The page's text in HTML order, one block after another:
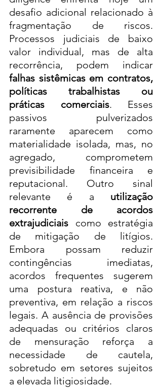
desafio adicional relacionado à
fragmentação de riscos.
Processos judiciais de baixo
valor individual, mas de alta
falhas sistêmicas em contratos,
políticas trabalhistas ou
práticas comerciais. Esses
passivos pulverizados
raramente aparecem como
materialidade isolada, mas, no
agregado, comprometem
previsibilidade financeira e
reputacional. Outro sinal
relevante é a utilização
recorrente de acordos
extrajudiciais como estratégia
de mitigação de litígios.
Embora possam reduzir
contingências imediatas,
acordos frequentes sugerem
uma postura reativa, e não
preventiva, em relação a riscos
legais. A ausência de provisões
adequadas ou critérios claros
de mensuração reforça a
necessidade de cautela,
sobretudo em setores sujeitos
a elevada litigiosidade.